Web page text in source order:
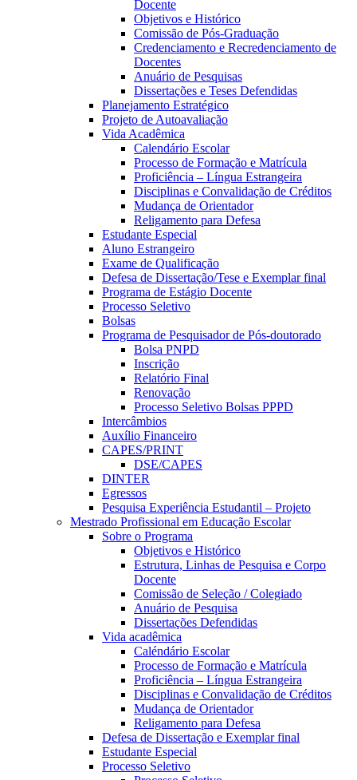
Docente
Objetivos e Histórico
Comissão de Pós-Graduação
Credenciamento e Recredenciamento de
Docentes
Anuário de Pesquisas
Dissertações e Teses Defendidas
Planejamento Estratégico
Projeto de Autoavaliação
Vida Acadêmica
Calendário Escolar
Processo de Formação e Matrícula
Proficiência – Língua Estrangeira
Disciplinas e Convalidação de Créditos
Mudança de Orientador
Religamento para Defesa
Estudante Especial
Aluno Estrangeiro
Exame de Qualificação
Defesa de Dissertação/Tese e Exemplar final
Programa de Estágio Docente
Processo Seletivo
Bolsas
Programa de Pesquisador de Pós-doutorado
Bolsa PNPD
Inscrição
Relatório Final
Renovação
Processo Seletivo Bolsas PPPD
Intercâmbios
Auxílio Financeiro
CAPES/PRINT
DSE/CAPES
DINTER
Egressos
Pesquisa Experiência Estudantil – Projeto
Mestrado Profissional em Educação Escolar
Sobre o Programa
Objetivos e Histórico
Estrutura, Linhas de Pesquisa e Corpo
Docente
Comissão de Seleção / Colegiado
Anuário de Pesquisa
Dissertações Defendidas
Vida acadêmica
Caléndário Escolar
Processo de Formação e Matrícula
Proficiência – Língua Estrangeira
Disciplinas e Convalidação de Créditos
Mudança de Orientador
Religamento para Defesa
Defesa de Dissertação e Exemplar final
Estudante Especial
Processo Seletivo